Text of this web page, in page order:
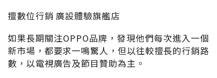
擅數位行銷 廣設體驗旗艦店
如果長期關注OPPO品牌，發現他們每次進入一個
新市場，都要求一鳴驚人，但以往較擅長的行銷路
數，以電視廣告及節目贊助為主。